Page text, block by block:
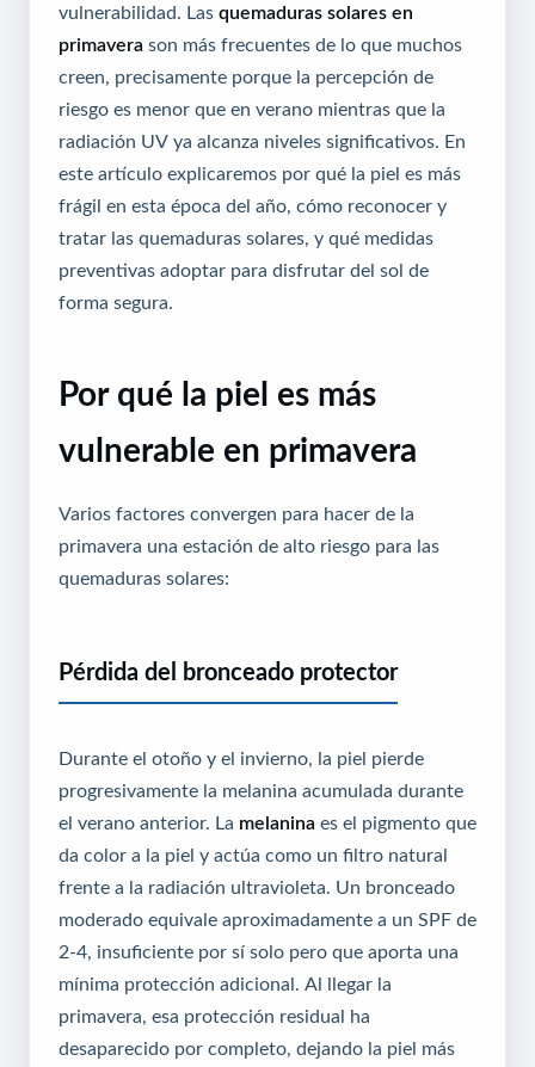
vulnerabilidad. Las quemaduras solares en
primavera son más frecuentes de lo que muchos
creen, precisamente porque la percepción de
riesgo es menor que en verano mientras que la
radiación UV ya alcanza niveles significativos. En
este artículo explicaremos por qué la piel es más
frágil en esta época del año, cómo reconocer y
tratar las quemaduras solares, y qué medidas
preventivas adoptar para disfrutar del sol de
forma segura.
Por qué la piel es más
vulnerable en primavera
Varios factores convergen para hacer de la
primavera una estación de alto riesgo para las
quemaduras solares:
Pérdida del bronceado protector
Durante el otoño y el invierno, la piel pierde
progresivamente la melanina acumulada durante
el verano anterior. La melanina es el pigmento que
da color a la piel y actúa como un filtro natural
frente a la radiación ultravioleta. Un bronceado
moderado equivale aproximadamente a un SPF de
2-4, insuficiente por sí solo pero que aporta una
mínima protección adicional. Al llegar la
primavera, esa protección residual ha
desaparecido por completo, dejando la piel más